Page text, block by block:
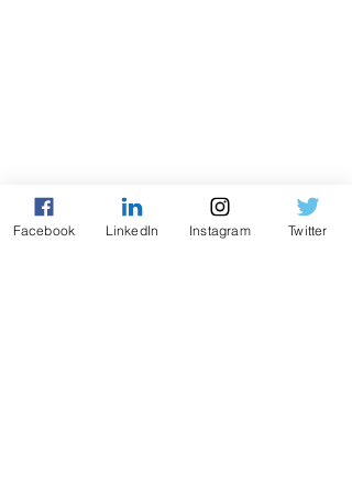
Facebook LinkedIn Instagram Twitter